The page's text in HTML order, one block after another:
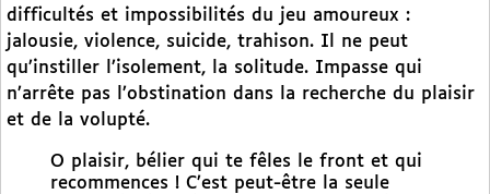
difficultés et impossibilités du jeu amoureux :
jalousie, violence, suicide, trahison. Il ne peut
qu’instiller l’isolement, la solitude. Impasse qui
n’arrête pas l’obstination dans la recherche du plaisir
et de la volupté.
O plaisir, bélier qui te fêles le front et qui
recommences ! C’est peut-être la seule